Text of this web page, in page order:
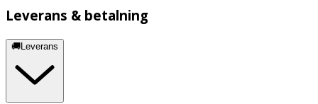
Leverans & betalning
🚚Leverans